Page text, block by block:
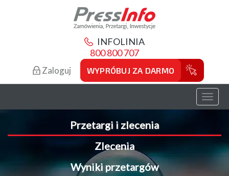
INFOLINIA
800 800 707
Zaloguj WYPRÓBUJ ZA DARMO
Toggle
Przetargi i zlecenia
Zlecenia
Wyniki przetargów